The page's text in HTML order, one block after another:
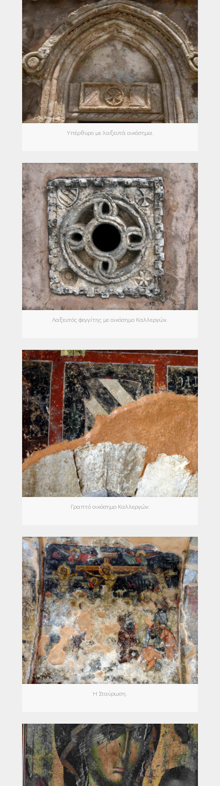
Υπέρθυρο με λαξευτά οικόσημα.
Λαξευτός φεγγίτης με οικόσημο Καλλεργών.
Γραπτό οικόσημο Καλλεργών.
Η Σταύρωση.